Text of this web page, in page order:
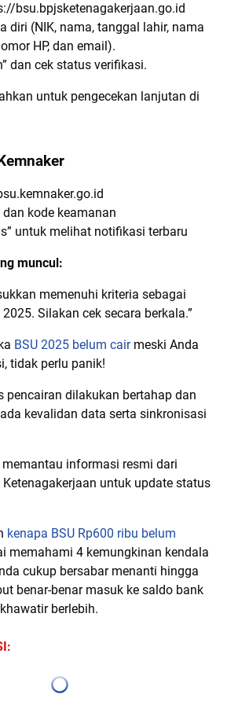
bsu.bpjsketenagakerjaan.go.id
diri (NIK, nama, tanggal lahir, nama
HP, dan email).
dan cek status verifikasi.
untuk pengecekan lanjutan di
kode keamanan
untuk melihat notifikasi terbaru
muncul:
memenuhi kriteria sebagai
Silakan cek secara berkala.”
BSU 2025 belum cairmeski Anda
tidak perlu panik!
pencairan dilakukan bertahap dan
kevalidan data serta sinkronisasi
informasi resmi dari
Ketenagakerjaan untuk update status
kenapa BSU Rp600 ribu belum
memahami 4 kemungkinan kendala
cukup bersabar menanti hingga
benar-benar masuk ke saldo bank
berlebih.